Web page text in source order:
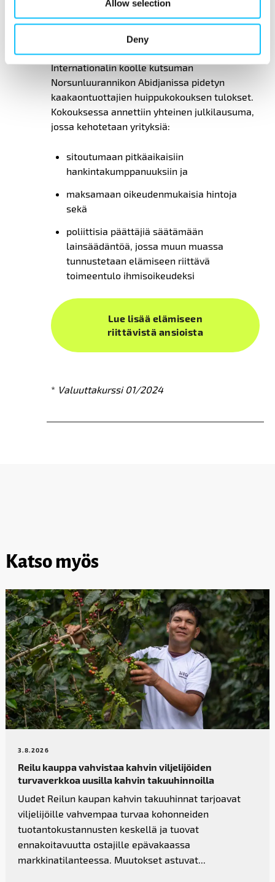
Allow selection
Deny
käytännöillä, jotka tasoittavat pelikenttää
koko teollisuudelle.
Raportissa tuodaan esiin Fairtrade
Internationalin koolle kutsuman
Norsunluurannikon Abidjanissa pidetyn
kaakaontuottajien huippukokouksen tulokset.
Kokouksessa annettiin yhteinen julkilausuma,
jossa kehotetaan yrityksiä:
sitoutumaan pitkäaikaisiin
hankintakumppanuuksiin ja
maksamaan oikeudenmukaisia hintoja
sekä
poliittisia päättäjiä säätämään
lainsäädäntöä, jossa muun muassa
tunnustetaan elämiseen riittävä
toimeentulo ihmisoikeudeksi
Lue lisää elämiseen
riittävistä ansioista
* Valuuttakurssi 01/2024
Katso myös
3.8.2026
Reilu kauppa vahvistaa kahvin­ viljelijöiden
turvaverkkoa uusilla kahvin takuuhinnoilla
Uudet Reilun kaupan kahvin takuuhinnat tarjoavat
viljelijöille vahvempaa turvaa kohonneiden
tuotantokustannusten keskellä ja tuovat
ennakoitavuutta ostajille epävakaassa
markkinatilanteessa. Muutokset astuvat...